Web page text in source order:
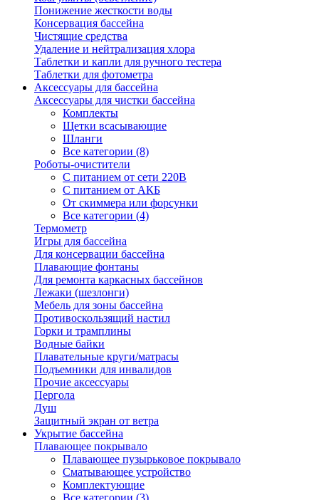
Понижение жесткости воды
Консервация бассейна
Чистящие средства
Удаление и нейтрализация хлора
Таблетки и капли для ручного тестера
Таблетки для фотометра
Аксессуары для бассейна
Аксессуары для чистки бассейна
Комплекты
Щетки всасывающие
Шланги
Все категории (8)
Роботы-очистители
С питанием от сети 220В
С питанием от АКБ
От скиммера или форсунки
Все категории (4)
Термометр
Игры для бассейна
Для консервации бассейна
Плавающие фонтаны
Для ремонта каркасных бассейнов
Лежаки (шезлонги)
Мебель для зоны бассейна
Противоскользящий настил
Горки и трамплины
Водные байки
Плавательные круги/матрасы
Подъемники для инвалидов
Прочие аксессуары
Пергола
Душ
Защитный экран от ветра
Укрытие бассейна
Плавающее покрывало
Плавающее пузырьковое покрывало
Сматывающее устройство
Комплектующие
Все категории (3)